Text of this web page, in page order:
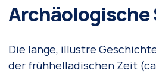
Die lange, illustre
der frühhelladischen Zeit